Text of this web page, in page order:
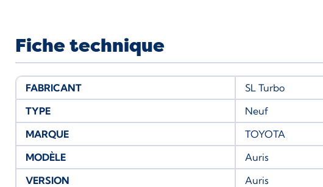
Fiche technique
FABRICANT
SL Turbo
TYPE
Neuf
MARQUE
TOYOTA
MODÈLE
Auris
VERSION
Auris